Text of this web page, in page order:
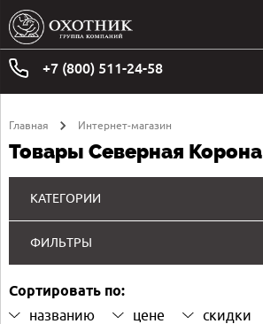
+7 (800) 511-24-58
Главная Интернет-магазин
Товары Северная Корона
КАТЕГОРИИ
ФИЛЬТРЫ
Сортировать по:
названию цене скидки